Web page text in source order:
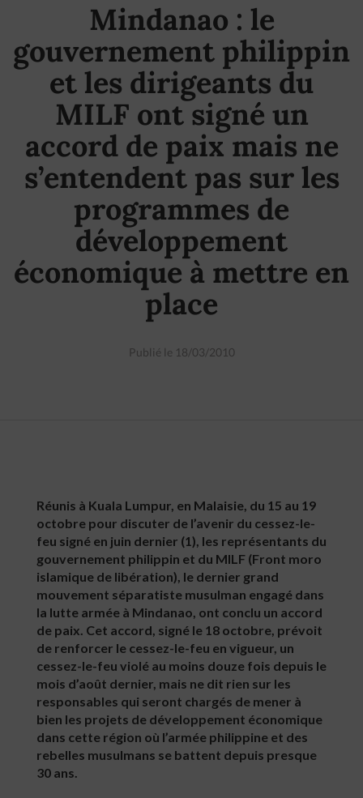
Mindanao : le
gouvernement philippin
et les dirigeants du
MILF ont signé un
accord de paix mais ne
s’entendent pas sur les
programmes de
développement
économique à mettre en
place
Publié le 18/03/2010
Réunis à Kuala Lumpur, en Malaisie, du 15 au 19
octobre pour discuter de l’avenir du cessez-le-
feu signé en juin dernier (1), les représentants du
gouvernement philippin et du MILF (Front moro
islamique de libération), le dernier grand
mouvement séparatiste musulman engagé dans
la lutte armée à Mindanao, ont conclu un accord
de paix. Cet accord, signé le 18 octobre, prévoit
de renforcer le cessez-le-feu en vigueur, un
cessez-le-feu violé au moins douze fois depuis le
mois d’août dernier, mais ne dit rien sur les
responsables qui seront chargés de mener à
bien les projets de développement économique
dans cette région où l’armée philippine et des
rebelles musulmans se battent depuis presque
30 ans.